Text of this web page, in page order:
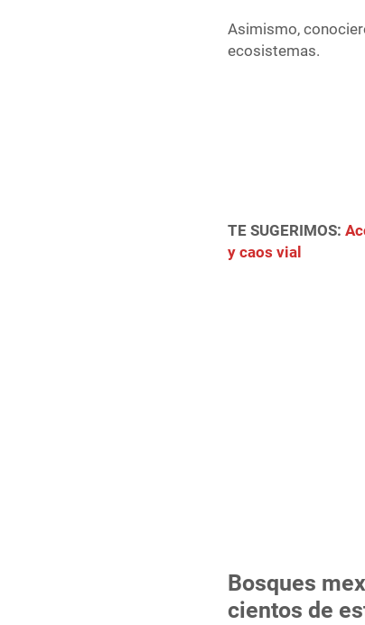
Asimismo,
ecosistemas.
TE SUGERIMOS:
y caos vial
Bosques
cientos de